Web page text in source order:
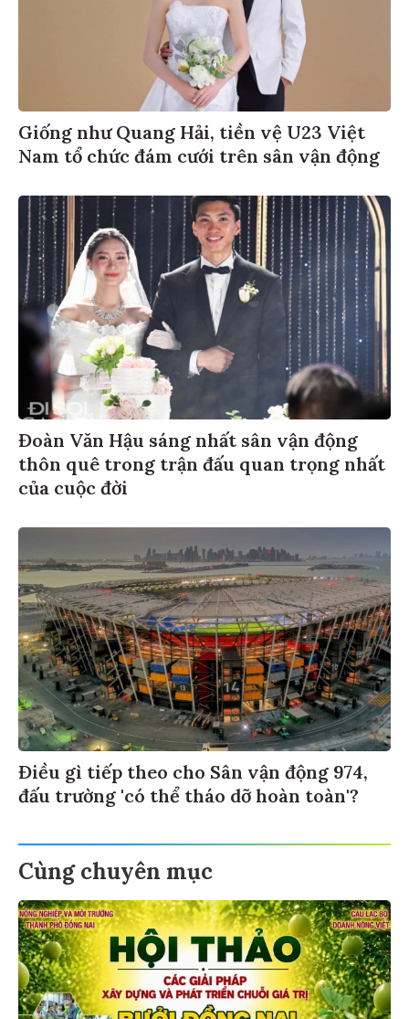
Giống như Quang Hải, tiền vệ U23 Việt
Nam tổ chức đám cưới trên sân vận động
Đoàn Văn Hậu sáng nhất sân vận động
thôn quê trong trận đấu quan trọng nhất
của cuộc đời
Điều gì tiếp theo cho Sân vận động 974,
đấu trường 'có thể tháo dỡ hoàn toàn'?
Cùng chuyên mục